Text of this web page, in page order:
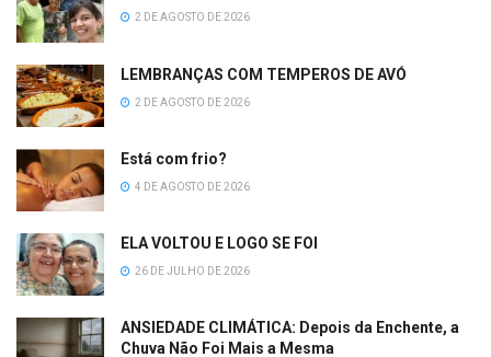
2 DE AGOSTO DE 2026
LEMBRANÇAS COM TEMPEROS DE AVÓ
2 DE AGOSTO DE 2026
Está com frio?
4 DE AGOSTO DE 2026
ELA VOLTOU E LOGO SE FOI
26 DE JULHO DE 2026
ANSIEDADE CLIMÁTICA: Depois da Enchente, a
Chuva Não Foi Mais a Mesma